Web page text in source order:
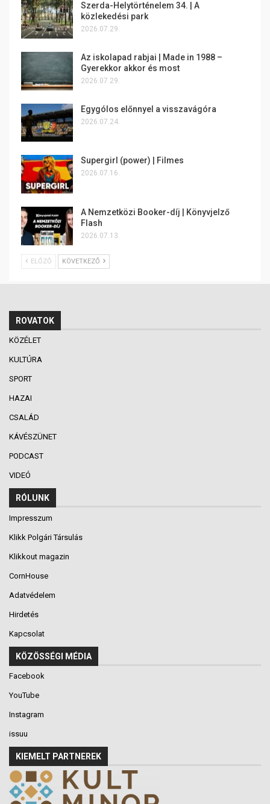
Szerda-Helytörténelem 34. | A
közlekedési park
2026.07.29.
Az iskolapad rabjai | Made in 1988 –
Gyerekkor akkor és most
2026.07.29.
Egygólos előnnyel a visszavágóra
2026.07.24.
Supergirl (power) | Filmes
2026.07.16.
A Nemzetközi Booker-díj | Könyvjelző
Flash
2026.07.13.
ELŐZŐ KÖVETKEZŐ
ROVATOK
KÖZÉLET
KULTÚRA
SPORT
HAZAI
CSALÁD
KÁVÉSZÜNET
PODCAST
VIDEÓ
RÓLUNK
Impresszum
Klikk Polgári Társulás
Klikkout magazin
CornHouse
Adatvédelem
Hirdetés
Kapcsolat
KÖZÖSSÉGI MÉDIA
Facebook
YouTube
Instagram
issuu
KIEMELT PARTNEREK